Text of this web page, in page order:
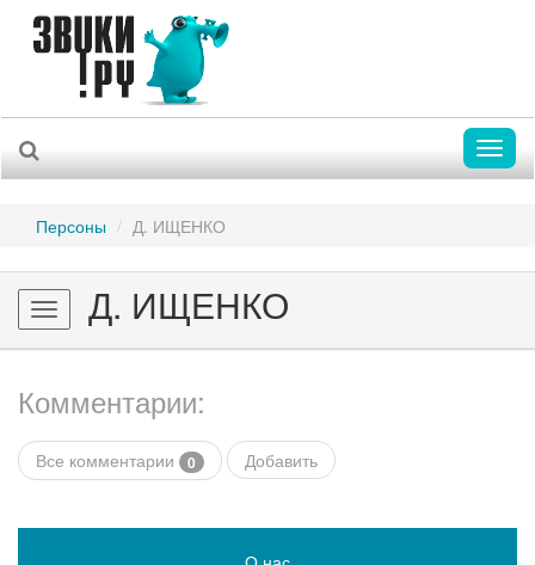
Персоны Д. ИЩЕНКО
Toggle
navigation
Д. ИЩЕНКО
Комментарии:
Все комментарии 0 Добавить